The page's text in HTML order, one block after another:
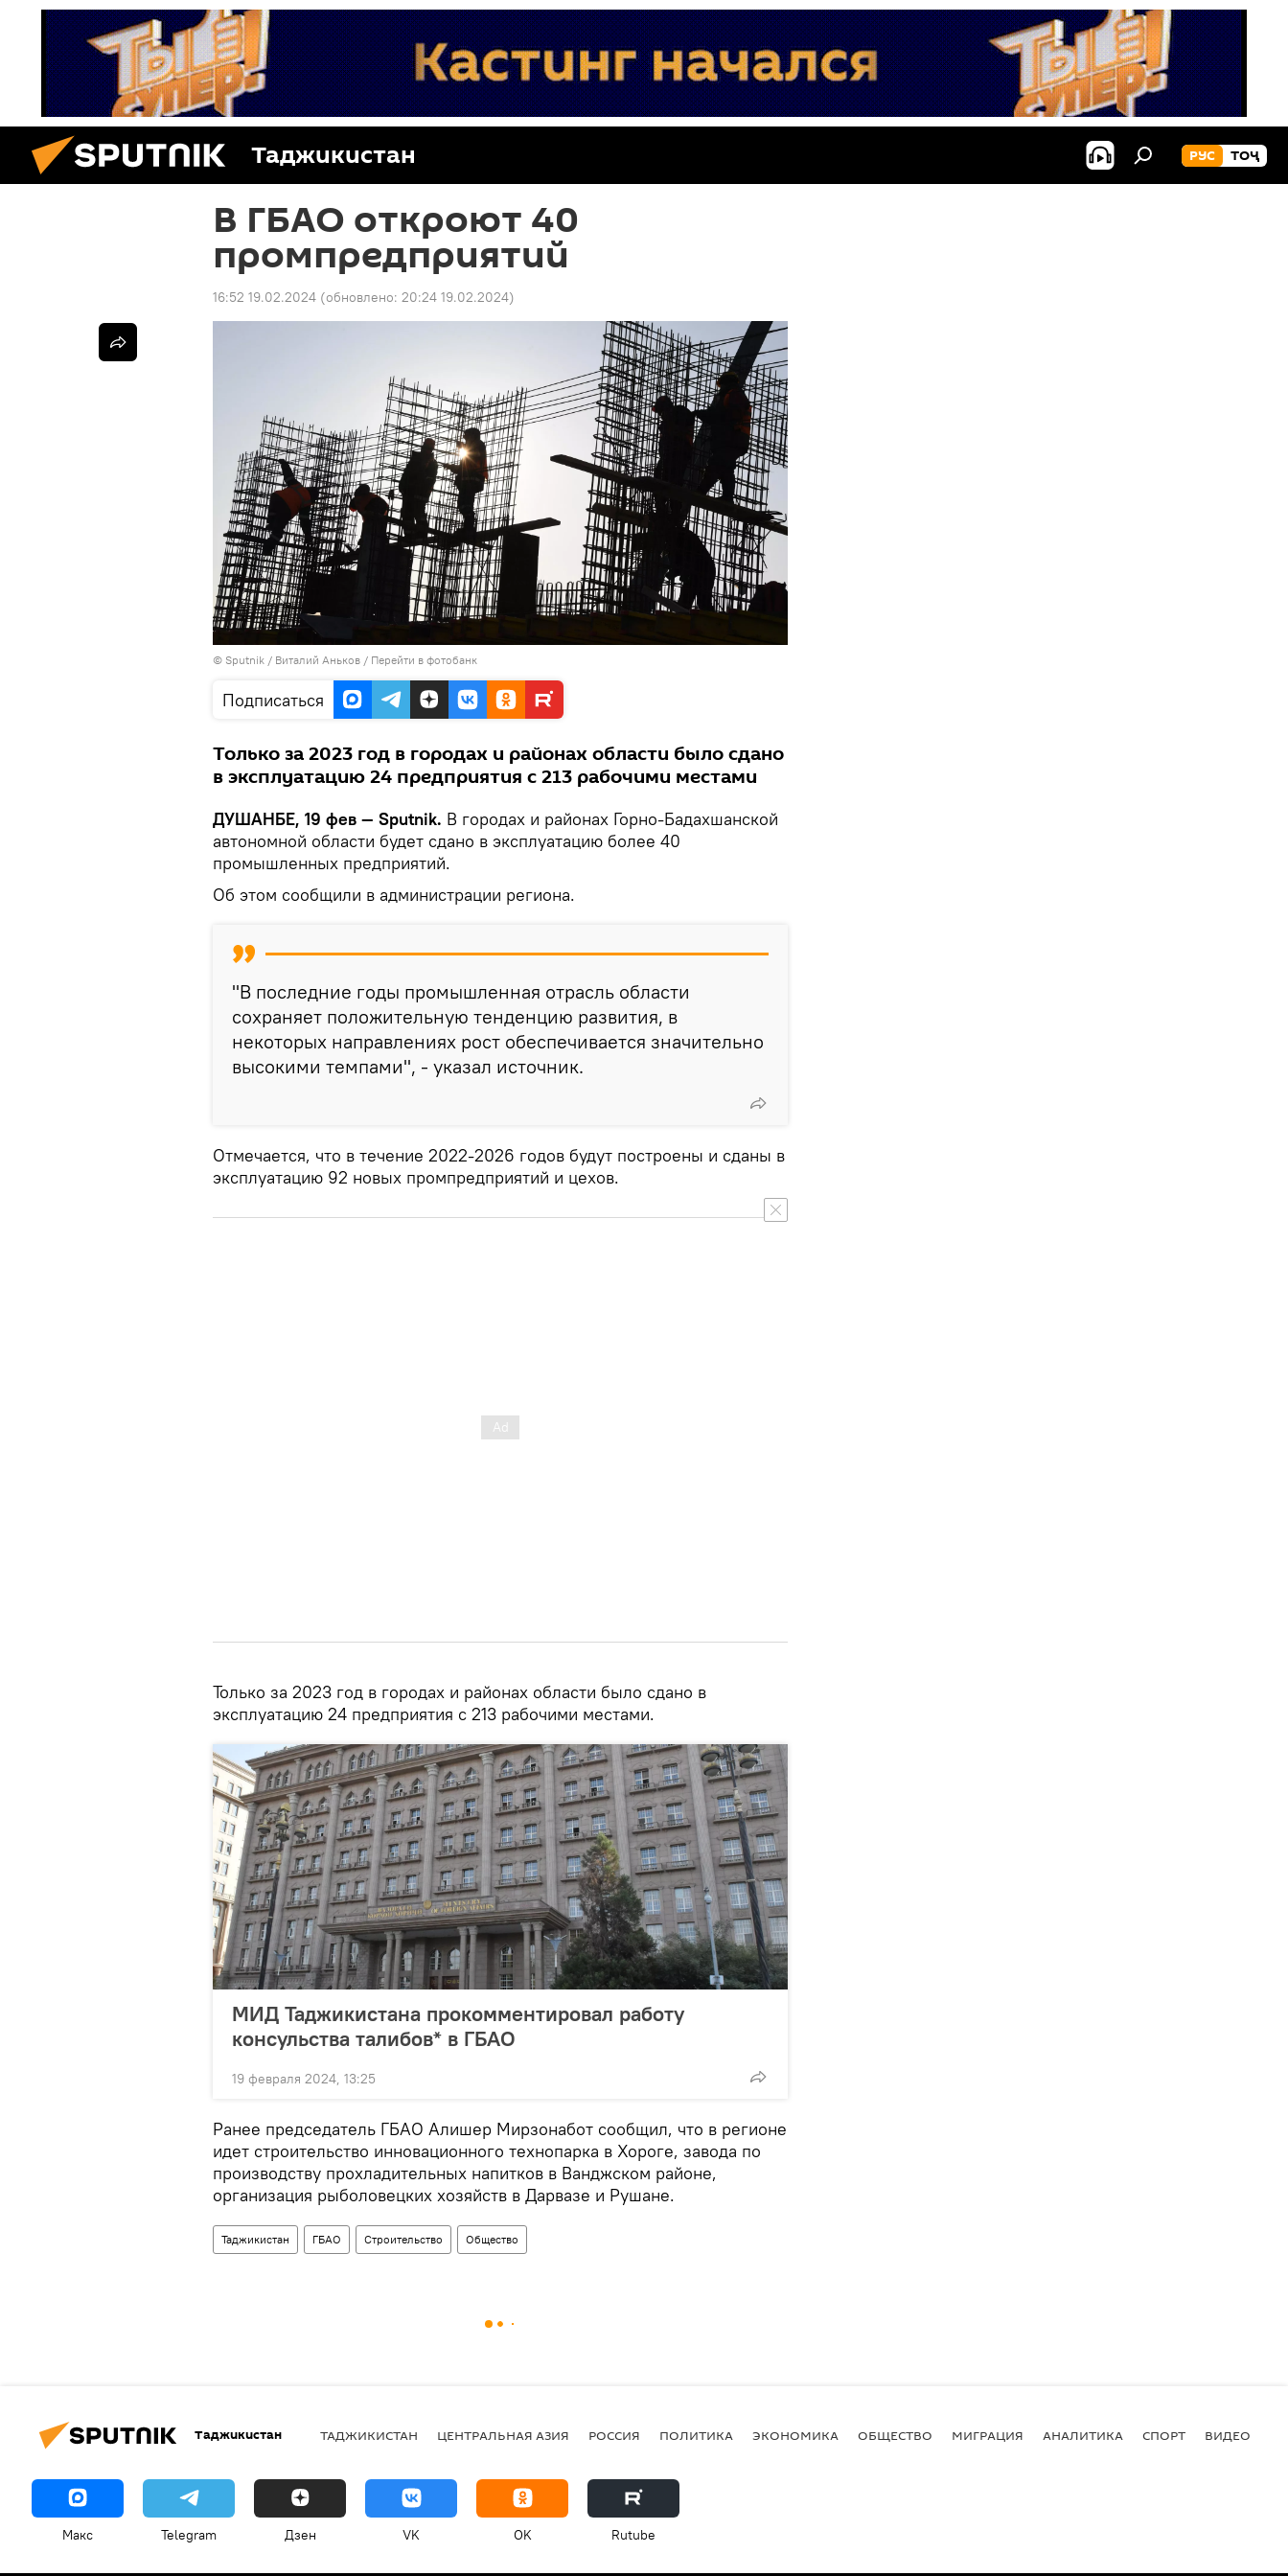
Таджикистан РУС ТОҶ
В ГБАО откроют 40
промпредприятий
16:52 19.02.2024 (обновлено: 20:24 19.02.2024)
© Sputnik / Виталий Аньков / Перейти в фотобанк
Подписаться
Только за 2023 год в городах и районах области было сдано
в эксплуатацию 24 предприятия с 213 рабочими местами
ДУШАНБЕ, 19 фев — Sputnik. В городах и районах Горно-Бадахшанской
автономной области будет сдано в эксплуатацию более 40
промышленных предприятий.
Об этом сообщили в администрации региона.
"В последние годы промышленная отрасль области
сохраняет положительную тенденцию развития, в
некоторых направлениях рост обеспечивается значительно
высокими темпами", - указал источник.
Отмечается, что в течение 2022-2026 годов будут построены и сданы в
эксплуатацию 92 новых промпредприятий и цехов.
Только за 2023 год в городах и районах области было сдано в
эксплуатацию 24 предприятия с 213 рабочими местами.
МИД Таджикистана прокомментировал работу
консульства талибов* в ГБАО
19 февраля 2024, 13:25
Ранее председатель ГБАО Алишер Мирзонабот сообщил, что в регионе
идет строительство инновационного технопарка в Хороге, завода по
производству прохладительных напитков в Ванджском районе,
организация рыболовецких хозяйств в Дарвазе и Рушане.
Таджикистан ГБАО Строительство Общество
Таджикистан ТАДЖИКИСТАН ЦЕНТРАЛЬНАЯ АЗИЯ РОССИЯ ПОЛИТИКА ЭКОНОМИКА ОБЩЕСТВО МИГРАЦИЯ АНАЛИТИКА СПОРТ ВИДЕО
Макс Telegram Дзен VK OK Rutube